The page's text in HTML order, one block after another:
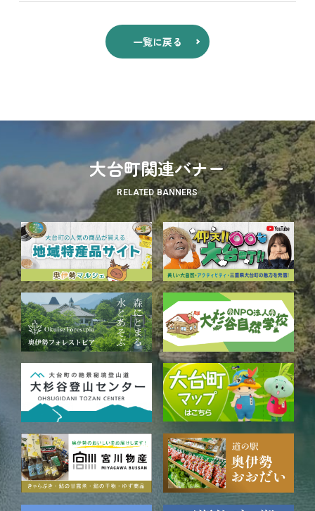
一覧に戻る
大台町関連バナー
RELATED BANNERS